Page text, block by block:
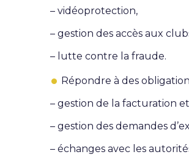
– vidéoprotection,
– gestion des accès aux
– lutte contre la fraude.
Répondre à des
– gestion de la facturation
– gestion des demandes
– échanges avec les